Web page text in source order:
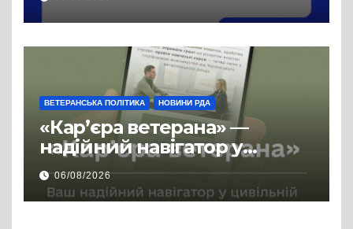
ВЕТЕРАНСЬКА ПОЛІТИКА НОВИНИ РДА
«Кар’єра ветерана» —
надійний навігатор у
цивільній професії
06/08/2026